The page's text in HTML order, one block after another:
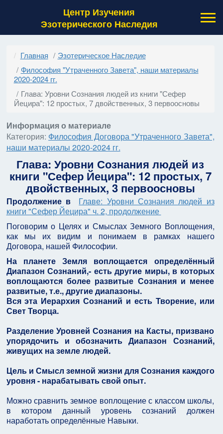
Центр Изучения
Эзотерического Наследия
Главная
Эзотерическое Наследие
Философия "Утраченного Завета", наши материалы
2020-2024 гг.
Глава: Уровни Сознания людей из книги "Сефер
Йецира": 12 простых, 7 двойственных, 3 первоосновы
Информация о материале
Категория: Философия Договора "Утраченного Завета",
наши материалы 2020-2024 гг.
Глава: Уровни Сознания людей из
книги "Сефер Йецира": 12 простых, 7
двойственных, 3 первоосновы
Продолжение в
Главе: Уровни Сознания людей из
книги "Сефер Йецира" ч. 2, продолжение
Поговорим о Целях и Смыслах Земного Воплощения,
как мы их видим и понимаем в рамках нашего
Договора, нашей Философии.
На планете Земля воплощается определённый
Диапазон Сознаний,- есть другие миры, в которых
воплощаются более развитые Сознания и менее
развитые, т.е., другие диапазоны.
Вся эта Иерархия Сознаний и есть Творение, или
Свет Творца.
Разделение Уровней Сознания на Касты, призвано
упорядочить и обозначить Диапазон Сознаний,
живущих на земле людей.
Цель и Смысл земной жизни для Сознания каждого
уровня - нарабатывать свой опыт.
Можно сравнить земное воплощение с классом школы,
в котором данный уровень сознаний должен
наработать определённые Навыки.